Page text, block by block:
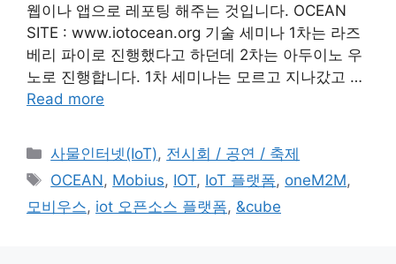
웹이나 앱으로 레포팅 해주는 것입니다. OCEAN
SITE : www.iotocean.org 기술 세미나 1차는 라즈
베리 파이로 진행했다고 하던데 2차는 아두이노 우
노로 진행합니다. 1차 세미나는 모르고 지나갔고 …
Read more
Categories
사물인터넷(IoT), 전시회 / 공연 / 축제
Tags
OCEAN, Mobius, IOT, IoT 플랫폼, oneM2M,
모비우스, iot 오픈소스 플랫폼, &cube